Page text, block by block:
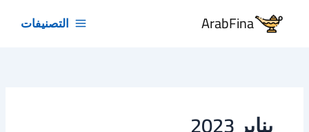
ArabFina التصنيفات